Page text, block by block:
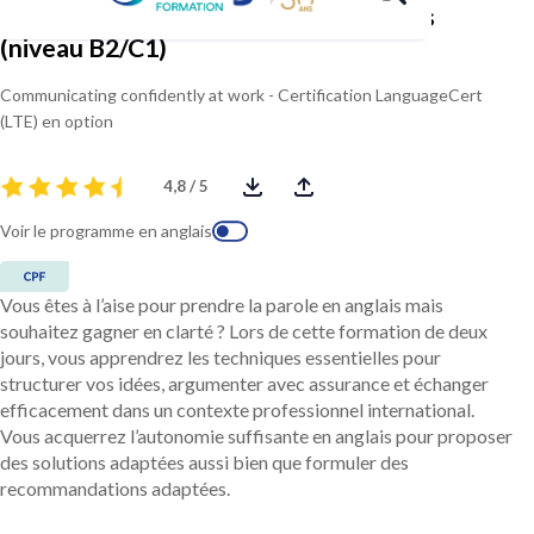
Communiquer efficacement en anglais
(niveau B2/C1)
Communicating confidently at work - Certification LanguageCert
(LTE) en option
4,8 / 5
Voir le programme en anglais
Vous êtes à l’aise pour prendre la parole en anglais mais
souhaitez gagner en clarté ? Lors de cette formation de deux
jours, vous apprendrez les techniques essentielles pour
structurer vos idées, argumenter avec assurance et échanger
efficacement dans un contexte professionnel international.
Vous acquerrez l’autonomie suffisante en anglais pour proposer
des solutions adaptées aussi bien que formuler des
recommandations adaptées.